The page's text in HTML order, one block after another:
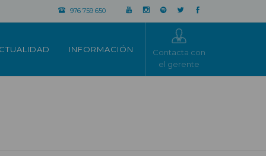
976 759 650
INFORMACIÓN
Contacta con
el gerente